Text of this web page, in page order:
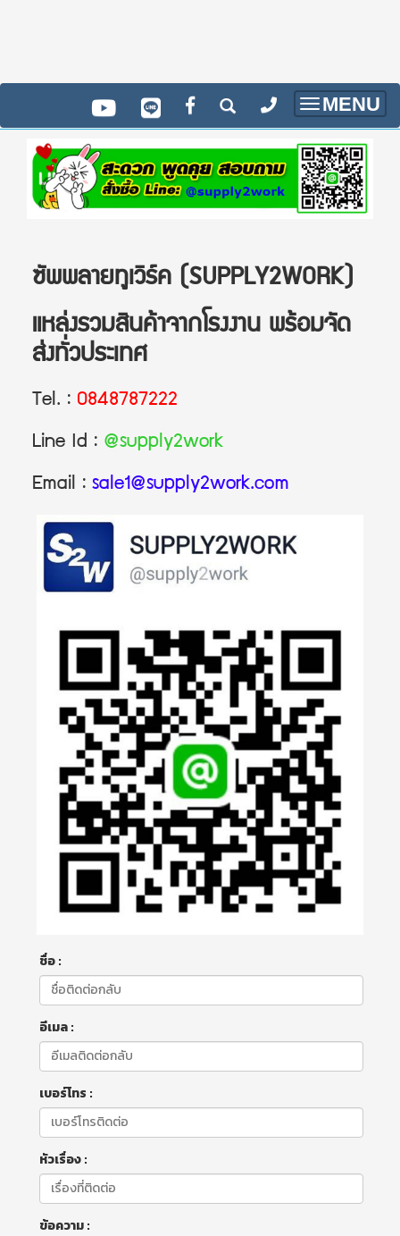
Toggle
MENU
ซัพพลายทูเวิร์ค (SUPPLY2WORK)
แหล่งรวมสินค้าจากโรงงาน พร้อมจัด
ส่งทั่วประเทศ
Tel. : 0848787222
Line Id : @supply2work
Email : sale1@supply2work.com
ชื่อ :
อีเมล :
เบอร์โทร :
หัวเรื่อง :
ข้อความ :